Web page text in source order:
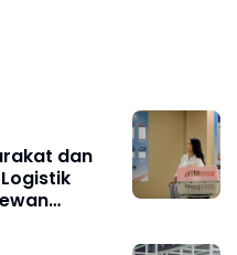
dan